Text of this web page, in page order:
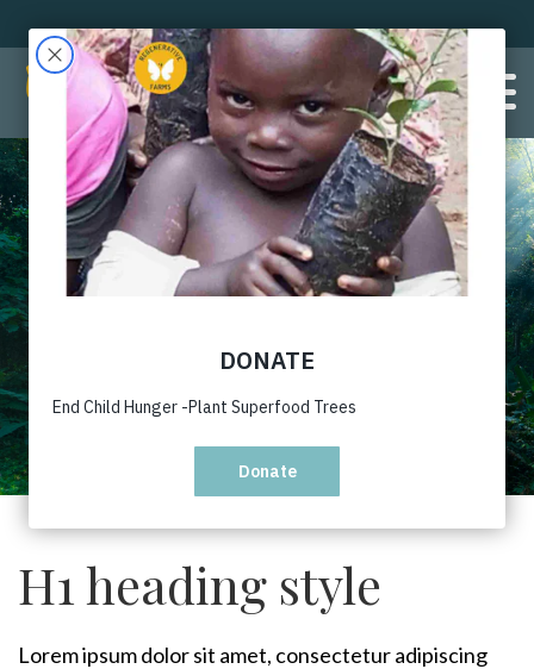
Typography
H1 heading style
Lorem ipsum dolor sit amet, consectetur adipiscing